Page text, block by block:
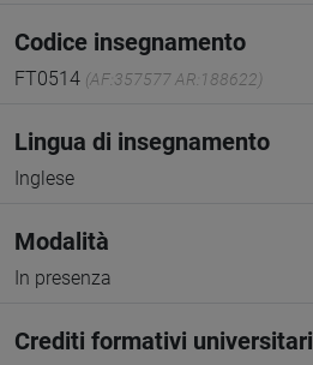
Codice insegnamento
FT0514 (AF:357577 AR:188622)
Lingua di insegnamento
Inglese
Modalità
In presenza
Crediti formativi universitari